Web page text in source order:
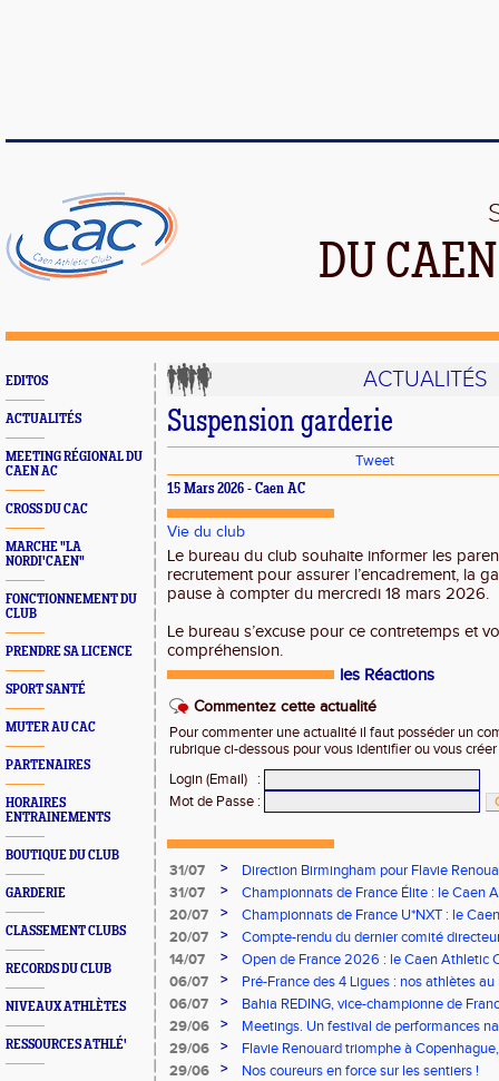
DU
EDITOS
ACTUALITÉS
MEETING RÉGIONAL DU
CAEN AC
CROSS DU CAC
MARCHE "LA
NORDI'CAEN"
FONCTIONNEMENT DU
CLUB
PRENDRE SA LICENCE
SPORT SANTÉ
MUTER AU CAC
PARTENAIRES
HORAIRES
ENTRAINEMENTS
BOUTIQUE DU CLUB
GARDERIE
CLASSEMENT CLUBS
RECORDS DU CLUB
NIVEAUX ATHLÈTES
RESSOURCES ATHLÉ'
ACTUALITÉS
Suspension garderie
Tweet
15 Mars 2026 - Caen AC
Vie du club
Le bureau du club souhaite informer les
recrutement pour assurer l’encadrement, la
pause à compter du mercredi 18 mars 2026.
Le bureau s’excuse pour ce contretemps et
compréhension.
les Réactions
Commentez cette actualité
Pour commenter une actualité il faut posséder un
rubrique ci-dessous pour vous identifier ou vous
Login (Email)
:
Mot de Passe :
31/07 >
Direction Birmingham pour Flavie
31/07
>
Championnats de France Élite : le Caen
vous à Albi !
20/07 >
Championnats de France U*NXT : le
Stade Charléty !
20/07 >
Compte-rendu du dernier comité
14/07
>
Open de France 2026 : le Caen Athletic
06/07
>
Pré-France des 4 Ligues : nos athlètes
06/07
>
Bahia REDING, vice-championne de
29/06
>
Meetings. Un festival de performances
concours
29/06 >
Flavie Renouard triomphe à
brillent sur tous les fronts
29/06 >
Nos coureurs en force sur les sentiers !